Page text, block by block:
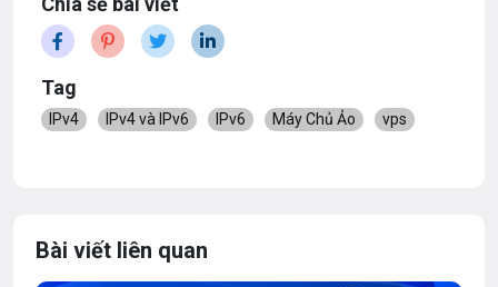
Tag
IPv4 IPv4 và IPv6 IPv6 Máy Chủ Ảo vps
Bài viết liên quan